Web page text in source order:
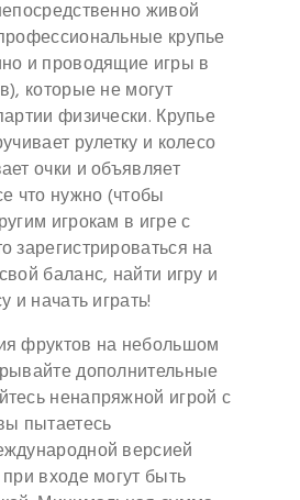
живой
крупье
и проводящие игры в
которые не могут
физически. Крупье
рулетку и колесо
очки и объявляет
что нужно (чтобы
игрокам в игре с
на
баланс, найти игру и
и начать играть!
фруктов на небольшом
дополнительные
ненапряжной игрой с
пытаетесь
версией
входе могут быть